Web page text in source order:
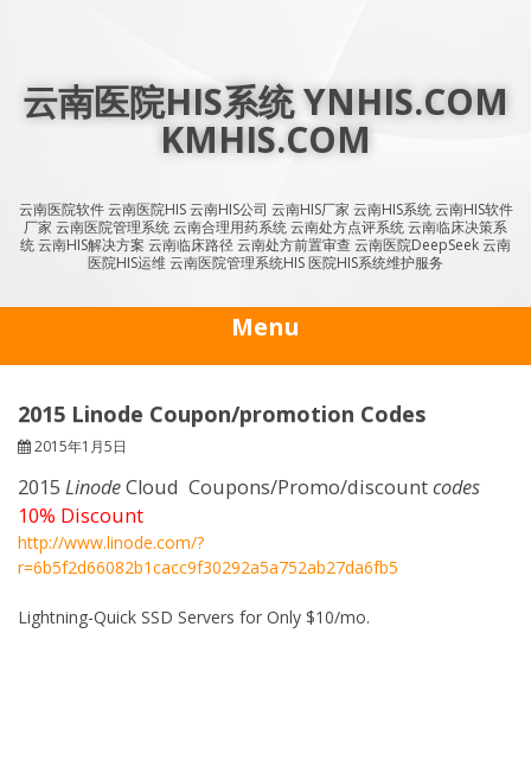
云南医院HIS系统 YNHIS.COM
KMHIS.COM
云南医院软件 云南医院HIS 云南HIS公司 云南HIS厂家 云南HIS系统 云南HIS软件
厂家 云南医院管理系统 云南合理用药系统 云南处方点评系统 云南临床决策系
统 云南HIS解决方案 云南临床路径 云南处方前置审查 云南医院DeepSeek 云南
医院HIS运维 云南医院管理系统HIS 医院HIS系统维护服务
Menu
2015 Linode Coupon/promotion Codes
2015年1月5日
2015 LinodeCloud Coupons/Promo/discountcodes
10% Discount
http://www.linode.com/?
r=6b5f2d66082b1cacc9f30292a5a752ab27da6fb5
Lightning-Quick SSD Servers for Only $10/mo.